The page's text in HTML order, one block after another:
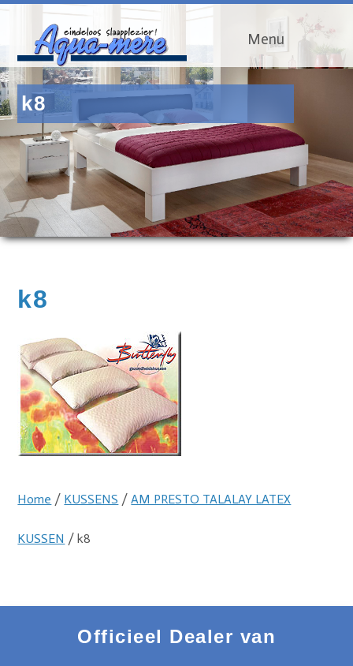
Menu
k8
k8
Home / KUSSENS /AM PRESTO TALALAY LATEX
KUSSEN / k8
Officieel Dealer van